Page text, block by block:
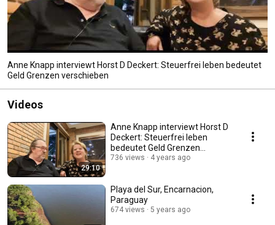
Anne Knapp interviewt Horst D Deckert: Steuerfrei leben bedeutet
Geld Grenzen verschieben
Videos
29:10
Anne Knapp interviewt Horst D
Deckert: Steuerfrei leben
bedeutet Geld Grenzen
verschieben
736 views 4 years ago
Playa del Sur, Encarnacion,
Paraguay
674 views 5 years ago